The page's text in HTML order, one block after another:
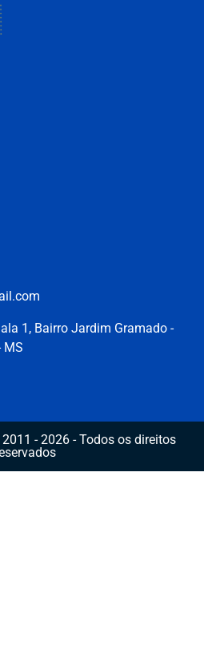
1, Bairro Jardim Gramado -
MS
- 2026 - Todos os direitos